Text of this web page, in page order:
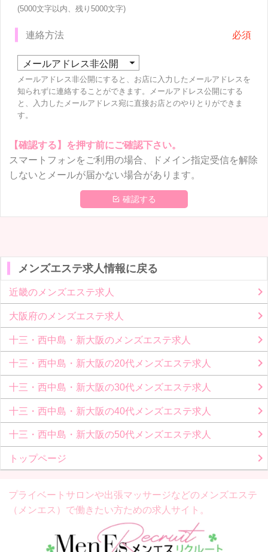
(5000文字以内、残り 5000文字)
連絡方法
メールアドレス非公開にすると、お店に入力したメールアドレスを
知られずに連絡することができます。メールアドレス公開にする
と、入力したメールアドレス宛に直接お店とのやりとりができま
す。
【確認する】を押す前にご確認下さい。
スマートフォンをご利用の場合、ドメイン指定受信を解除
しないとメールが届かない場合があります。
 確認する
メンズエステ求人情報に戻る
近畿のメンズエステ求人
大阪府のメンズエステ求人
十三・西中島・新大阪のメンズエステ求人
十三・西中島・新大阪の20代メンズエステ求人
十三・西中島・新大阪の30代メンズエステ求人
十三・西中島・新大阪の40代メンズエステ求人
十三・西中島・新大阪の50代メンズエステ求人
トップページ
プライベートサロンや出張マッサージなどの メンズエステ
（メンエス）で働きたい方ための求人サイト。